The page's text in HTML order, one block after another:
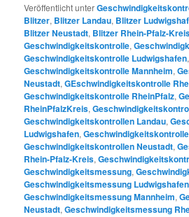
Veröffentlicht unter
Blitzer, Blitzer Landau, Blitzer
Blitzer Neustadt, Blitzer Rhein-Pfalz-
Geschwindigkeitskontrolle,
Geschwindigkeitskontrolle Ludwigshafen,
Geschwindigkeitskontrolle Mannheim,
Neustadt,GEschwindigkeitskontrolle
Geschwindigkeitskontrolle RheinPfalz,
RheinPfalzKreis,
Geschwindigkeitskontrollen Landau,
Ludwigshafen,
Geschwindigkeitskontrollen Neustadt,
Rhein-Pfalz-Kreis,
Geschwindigkeitsmessung,
Geschwindigkeitsmessung Ludwigshafen
Geschwindigkeitsmessung Mannheim,
Neustadt,Geschwindigkeitsmessung